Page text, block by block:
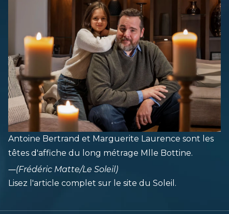
Antoine Bertrand et Marguerite Laurence sont les
têtes d'affiche du long métrage Mlle Bottine.
―(Frédéric Matte/Le Soleil)
Lisez l'article complet sur le site du Soleil .